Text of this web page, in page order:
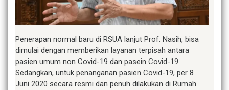
Penerapan normal baru di RSUA lanjut Prof. Nasih, bisa
dimulai dengan memberikan layanan terpisah antara
pasien umum non Covid-19 dan pasein Covid-19.
Sedangkan, untuk penanganan pasien Covid-19, per 8
Juni 2020 secara resmi dan penuh dilakukan di Rumah